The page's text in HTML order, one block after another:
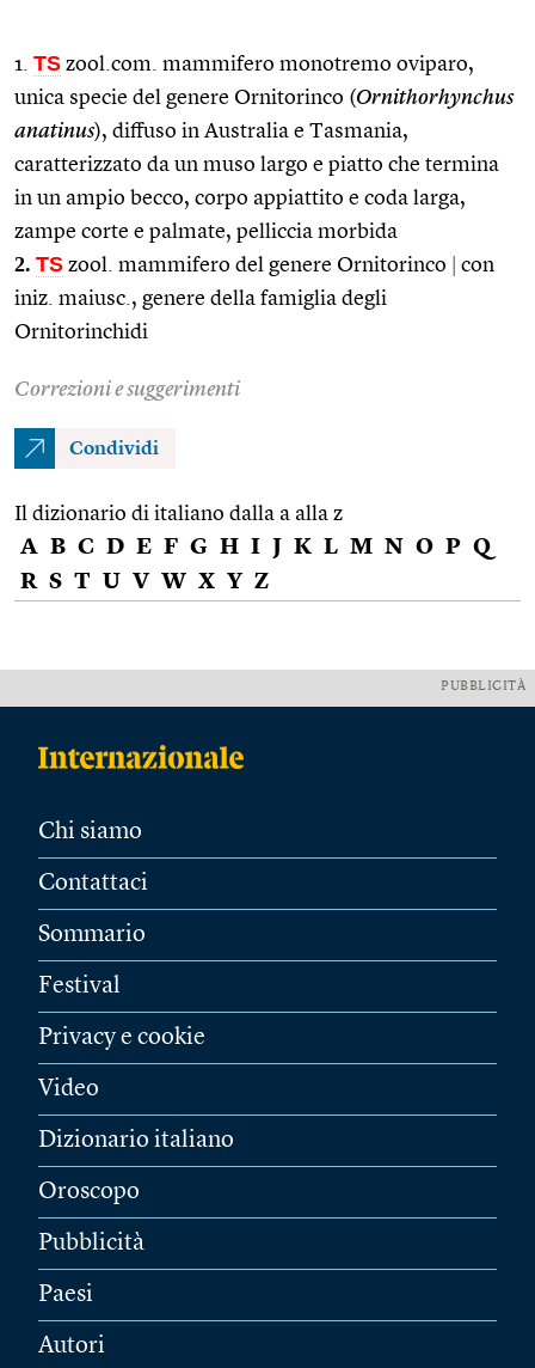
1. TS zool.com. mammifero monotremo oviparo,
unica specie del genere Ornitorinco (Ornithorhynchus
anatinus), diffuso in Australia e Tasmania,
caratterizzato da un muso largo e piatto che termina
in un ampio becco, corpo appiattito e coda larga,
zampe corte e palmate, pelliccia morbida
2. TS zool. mammifero del genere Ornitorinco
con
iniz. maiusc., genere della famiglia degli
Ornitorinchidi
Correzioni e suggerimenti
Condividi
Il dizionario di italiano dalla a alla z
A B C D E F G H I J K L M N O P Q
R S T U V W X Y Z
PUBBLICITÀ
Chi siamo
Contattaci
Sommario
Festival
Privacy e cookie
Video
Dizionario italiano
Oroscopo
Pubblicità
Paesi
Autori